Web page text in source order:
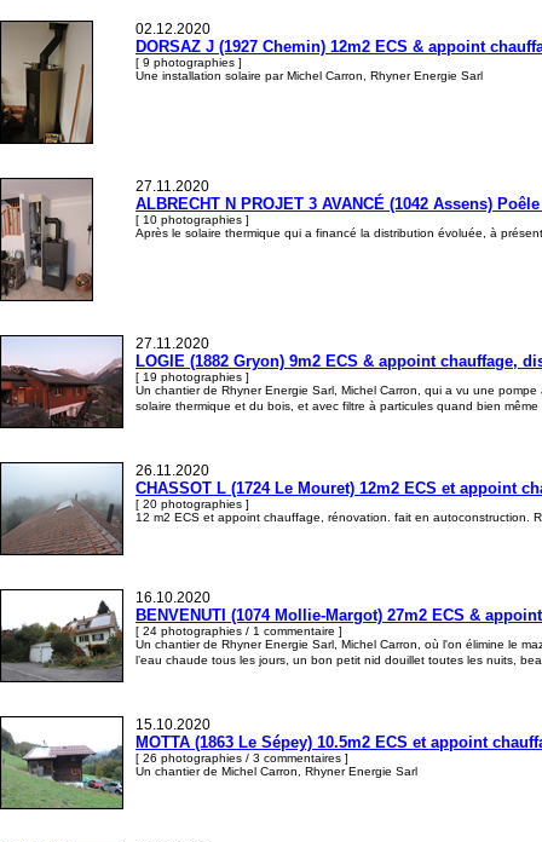
02.12.2020
DORSAZ J (1927 Chemin) 12m2 ECS & appoint
[ 9 photographies ]
Une installation solaire par Michel Carron, Rhyner Energie Sarl
27.11.2020
ALBRECHT N PROJET 3 AVANCÉ (1042 Assens)
[ 10 photographies ]
Après le solaire thermique qui a financé la distribution évoluée, à
27.11.2020
LOGIE (1882 Gryon) 9m2 ECS & appoint chauffage,
[ 19 photographies ]
Un chantier de Rhyner Energie Sarl, Michel Carron, qui a vu une
solaire thermique et du bois, et avec filtre à particules quand bien
26.11.2020
CHASSOT L (1724 Le Mouret) 12m2 ECS et appoint
[ 20 photographies ]
12 m2 ECS et appoint chauffage, rénovation. fait en autoconstruction.
16.10.2020
BENVENUTI (1074 Mollie-Margot) 27m2 ECS &
[ 24 photographies / 1 commentaire ]
Un chantier de Rhyner Energie Sarl, Michel Carron, où l'on élimine le
l’eau chaude tous les jours, un bon petit nid douillet toutes les nuits,
15.10.2020
MOTTA (1863 Le Sépey) 10.5m2 ECS et appoint
[ 26 photographies / 3 commentaires ]
Un chantier de Michel Carron, Rhyner Energie Sarl